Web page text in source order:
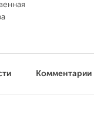
Комментарии